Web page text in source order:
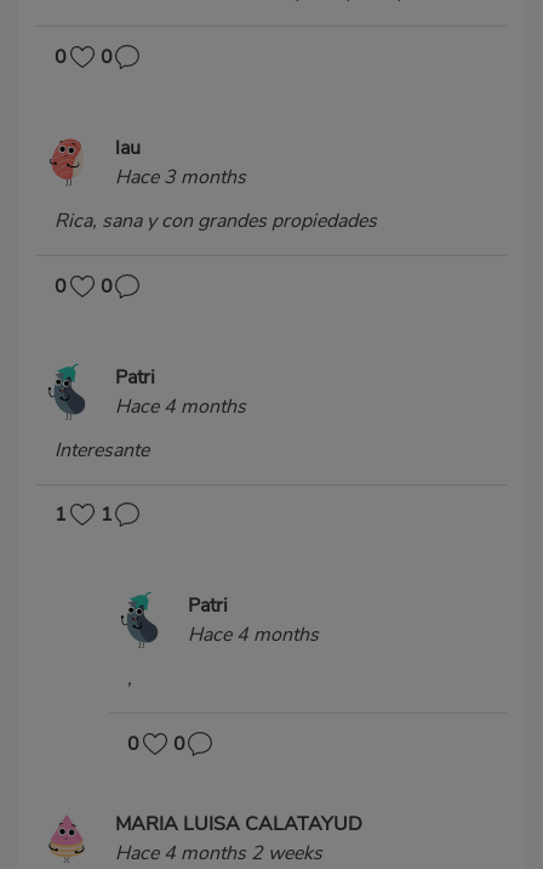
0 0
lau
Hace 3 months
Rica, sana y con grandes propiedades
0 0
Patri
Hace 4 months
Interesante
1 1
Patri
Hace 4 months
,
0 0
MARIA LUISA CALATAYUD
Hace 4 months 2 weeks